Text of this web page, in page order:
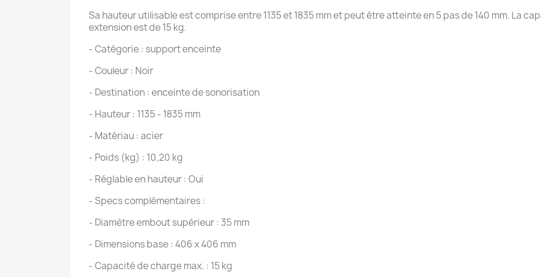
Sa hauteur utilisable est comprise entre 1135 et 1835 mm et peut être atteinte en 5 pas de 140 mm. La
extension est de 15 kg.
- Catégorie : support enceinte
- Couleur : Noir
- Destination : enceinte de sonorisation
- Hauteur : 1135 - 1835 mm
- Matériau : acier
- Poids (kg) : 10,20 kg
- Réglable en hauteur : Oui
- Specs complémentaires :
- Diamètre embout supérieur : 35 mm
- Dimensions base : 406 x 406 mm
- Capacité de charge max. : 15 kg